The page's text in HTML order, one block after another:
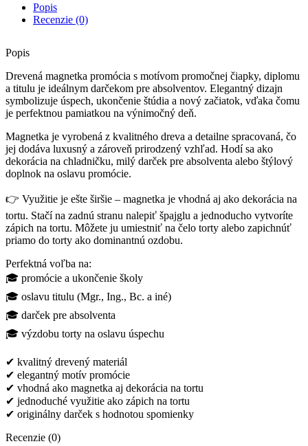
Popis
Recenzie (0)
Popis
Drevená magnetka promócia s motívom promočnej čiapky, diplomu
a titulu je ideálnym darčekom pre absolventov. Elegantný dizajn
symbolizuje úspech, ukončenie štúdia a nový začiatok, vďaka čomu
je perfektnou pamiatkou na výnimočný deň.
Magnetka je vyrobená z kvalitného dreva a detailne spracovaná, čo
jej dodáva luxusný a zároveň prirodzený vzhľad. Hodí sa ako
dekorácia na chladničku, milý darček pre absolventa alebo štýlový
doplnok na oslavu promócie.
👉 Využitie je ešte širšie – magnetka je vhodná aj ako dekorácia na
tortu. Stačí na zadnú stranu nalepiť špajglu a jednoducho vytvoríte
zápich na tortu. Môžete ju umiestniť na čelo torty alebo zapichnúť
priamo do torty ako dominantnú ozdobu.
Perfektná voľba na:
🎓 promócie a ukončenie školy
🎓 oslavu titulu (Mgr., Ing., Bc. a iné)
🎓 darček pre absolventa
🎓 výzdobu torty na oslavu úspechu
✔ kvalitný drevený materiál
✔ elegantný motív promócie
✔ vhodná ako magnetka aj dekorácia na tortu
✔ jednoduché využitie ako zápich na tortu
✔ originálny darček s hodnotou spomienky
Recenzie (0)